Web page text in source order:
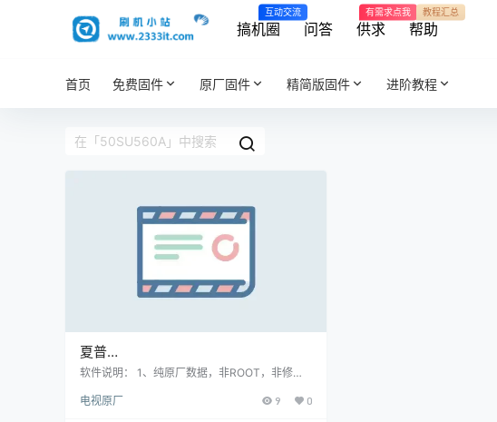
搞机圈
互动交流
问答 供求
有需求点我
帮助
教程汇总
首页 免费固件 原厂固件 精简版固件 进阶教程
夏普
50SU560A_50DS6000A_50MY63A_
版本_电视刷机数据固件升级包
软件说明： 1、纯原厂数据，非ROOT，非修改
趣，一切源于刷机导致后果自负，本网站概不负
电视原厂 9 0